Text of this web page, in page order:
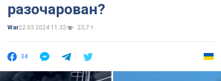
разочарован?
War22.03.2024 11:32 23,7 т.
34